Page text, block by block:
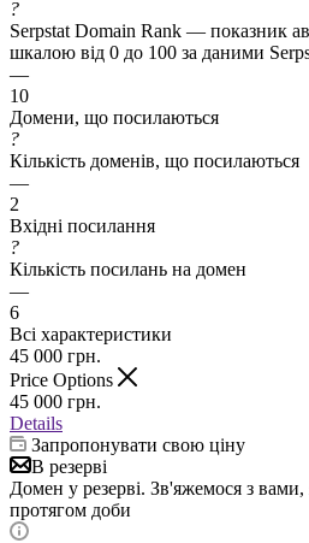
?
Serpstat Domain Rank — показник
шкалою від 0 до 100 за даними
—
10
Домени, що посилаються
?
Кількість доменів, що посилаються
—
2
Вхідні посилання
?
Кількість посилань на домен
—
6
Всі характеристики
45 000 грн.
Price Options
45 000 грн.
Details
Запропонувати свою ціну
В резерві
Домен у резерві. Зв'яжемося з
протягом доби